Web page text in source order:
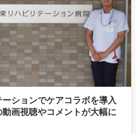
ションでケアコラボを導入
動画視聴やコメントが大幅に